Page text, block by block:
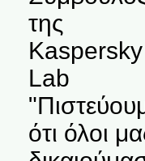
της
Kaspersky
Lab
ότι όλοι